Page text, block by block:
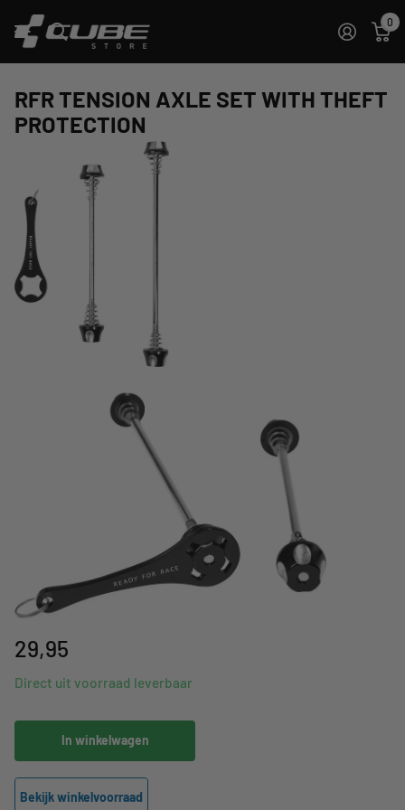
0
RFR TENSION AXLE SET WITH THEFT
PROTECTION
29,95
Direct uit voorraad leverbaar
In winkelwagen
Bekijk winkelvoorraad